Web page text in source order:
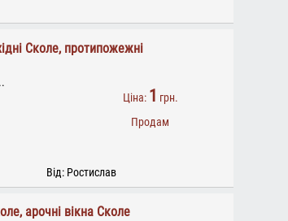
Сколе, протипожежні
Від: Ростислав
Ціна: 1 грн.
Продам
арочні вікна Сколе